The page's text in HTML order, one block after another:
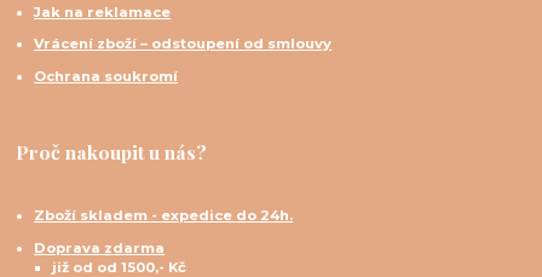
Jak na reklamace
Vrácení zboží – odstoupení od smlouvy
Ochrana soukromí
Proč nakoupit u nás?
Zboží skladem - expedice do 24h.
Doprava zdarma
již od od 1500,- Kč